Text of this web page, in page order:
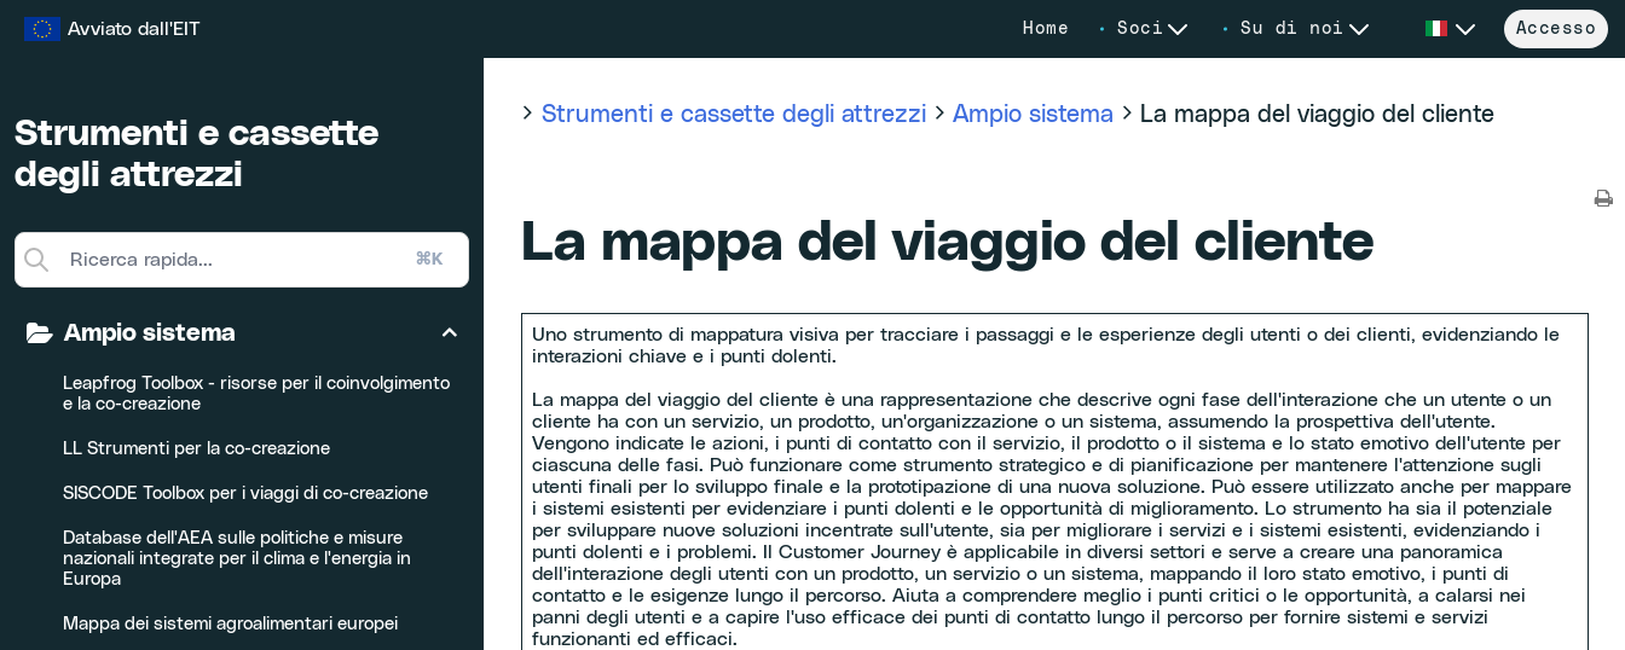
Avviato dall'EIT Home Soci Su di noi Accesso
Strumenti e cassette
degli attrezzi
⌘K
Ampio sistema
Leapfrog Toolbox - risorse per il coinvolgimento
e la co-creazione
LL Strumenti per la co-creazione
SISCODE Toolbox per i viaggi di co-creazione
Database dell'AEA sulle politiche e misure
nazionali integrate per il clima e l'energia in
Europa
Mappa dei sistemi agroalimentari europei
Strumenti e cassette degli attrezzi Ampio sistema La mappa del viaggio del cliente
La mappa del viaggio del cliente
Uno strumento di mappatura visiva per tracciare i passaggi e le esperienze degli utenti o dei clienti, evidenziando le
interazioni chiave e i punti dolenti.
La mappa del viaggio del cliente è una rappresentazione che descrive ogni fase dell'interazione che un utente o un
cliente ha con un servizio, un prodotto, un'organizzazione o un sistema, assumendo la prospettiva dell'utente.
Vengono indicate le azioni, i punti di contatto con il servizio, il prodotto o il sistema e lo stato emotivo dell'utente per
ciascuna delle fasi. Può funzionare come strumento strategico e di pianificazione per mantenere l'attenzione sugli
utenti finali per lo sviluppo finale e la prototipazione di una nuova soluzione. Può essere utilizzato anche per mappare
i sistemi esistenti per evidenziare i punti dolenti e le opportunità di miglioramento. Lo strumento ha sia il potenziale
per sviluppare nuove soluzioni incentrate sull'utente, sia per migliorare i servizi e i sistemi esistenti, evidenziando i
punti dolenti e i problemi. Il Customer Journey è applicabile in diversi settori e serve a creare una panoramica
dell'interazione degli utenti con un prodotto, un servizio o un sistema, mappando il loro stato emotivo, i punti di
contatto e le esigenze lungo il percorso. Aiuta a comprendere meglio i punti critici o le opportunità, a calarsi nei
panni degli utenti e a capire l'uso efficace dei punti di contatto lungo il percorso per fornire sistemi e servizi
funzionanti ed efficaci.